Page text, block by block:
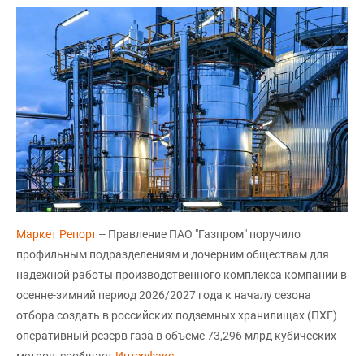
Маркет Репорт-- Правление ПАО "Газпром" поручило
профильным подразделениям и дочерним обществам для
надежной работы производственного комплекса компании в
осенне-зимний период 2026/2027 года к началу сезона
отбора создать в российских подземных хранилищах (ПХГ)
оперативный резерв газа в объеме 73,296 млрд кубических